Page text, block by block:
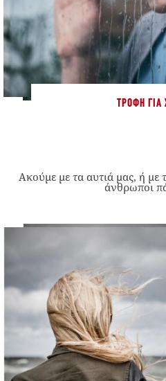
ΤΡΟΦΉ ΓΙΑ
Ακούμε με τα αυτιά μας, ή με
άνθρωποι